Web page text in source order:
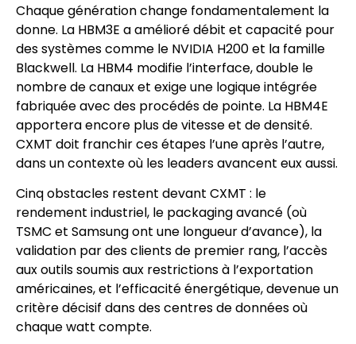
Chaque génération change fondamentalement la
donne. La HBM3E a amélioré débit et capacité pour
des systèmes comme le NVIDIA H200 et la famille
Blackwell. La HBM4 modifie l’interface, double le
nombre de canaux et exige une logique intégrée
fabriquée avec des procédés de pointe. La HBM4E
apportera encore plus de vitesse et de densité.
CXMT doit franchir ces étapes l’une après l’autre,
dans un contexte où les leaders avancent eux aussi.
Cinq obstacles restent devant CXMT : le
rendement industriel, le packaging avancé (où
TSMC et Samsung ont une longueur d’avance), la
validation par des clients de premier rang, l’accès
aux outils soumis aux restrictions à l’exportation
américaines, et l’efficacité énergétique, devenue un
critère décisif dans des centres de données où
chaque watt compte.